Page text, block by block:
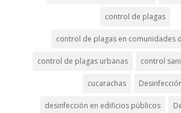
control de plagas
control de plagas en comunidades
control de plagas urbanas control
cucarachas
desinfección en edificios públicos